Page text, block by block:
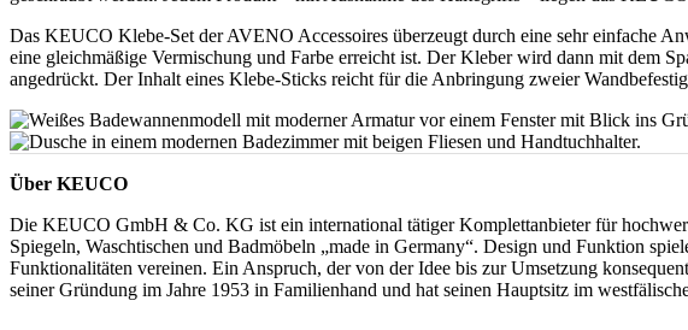
Das KEUCO Klebe-Set der AVENO Accessoires überzeugt durch eine sehr einfache
eine gleichmäßige Vermischung und Farbe erreicht ist. Der Kleber wird dann mit dem
angedrückt. Der Inhalt eines Klebe-Sticks reicht für die Anbringung zweier
Über KEUCO
Die KEUCO GmbH & Co. KG ist ein international tätiger Komplettanbieter für
Spiegeln, Waschtischen und Badmöbeln „made in Germany“. Design und Funktion
Funktionalitäten vereinen. Ein Anspruch, der von der Idee bis zur Umsetzung
seiner Gründung im Jahre 1953 in Familienhand und hat seinen Hauptsitz im